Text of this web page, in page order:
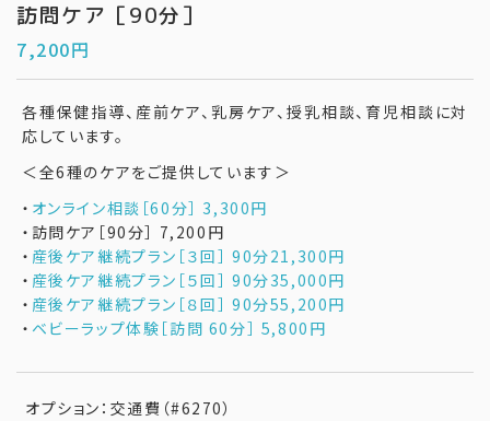
訪問ケア［90分］
7,200円
各種保健指導、産前ケア、乳房ケア、授乳相談、育児相談に対
応しています。
＜全6種のケアをご提供しています＞
・ オンライン相談［60分］ 3,300円
・訪問ケア［90分］ 7,200円
・ 産後ケア継続プラン［３回］ 90分21,300円
・ 産後ケア継続プラン［５回］ 90分35,000円
・ 産後ケア継続プラン［８回］ 90分55,200円
・ ベビーラップ体験［訪問 60分］ 5,800円
オプション：交通費（#6270）